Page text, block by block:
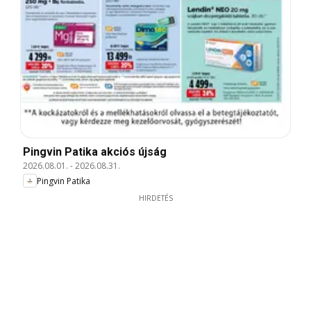
Pingvin Patika akciós újság
2026.08.01. -2026.08.31.
Pingvin Patika
HIRDETÉS